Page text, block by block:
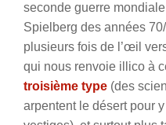
seconde guerre
Spielberg des années
plusieurs fois de l’œil
qui nous renvoie illico à
troisième type (des
arpentent le désert pour